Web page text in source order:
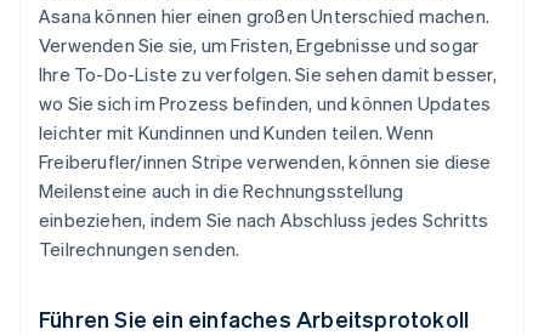
Asana können hier einen großen Unterschied machen.
Verwenden Sie sie, um Fristen, Ergebnisse und sogar
Ihre To-Do-Liste zu verfolgen. Sie sehen damit besser,
wo Sie sich im Prozess befinden, und können Updates
leichter mit Kundinnen und Kunden teilen. Wenn
Freiberufler/innen Stripe verwenden, können sie diese
Meilensteine auch in die Rechnungsstellung
einbeziehen, indem Sie nach Abschluss jedes Schritts
Teilrechnungen senden.
Führen Sie ein einfaches Arbeitsprotokoll